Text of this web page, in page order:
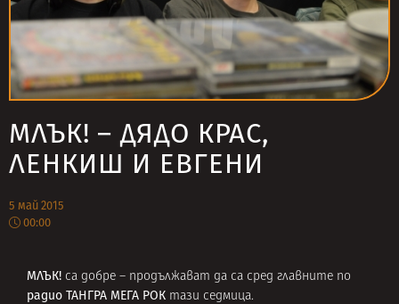
МЛЪК! – ДЯДО КРАС,
ЛЕНКИШ И ЕВГЕНИ
5 май 2015
00:00
МЛЪК! са добре – продължават да са сред главните по
радио ТАНГРА МЕГА РОК тази седмица.